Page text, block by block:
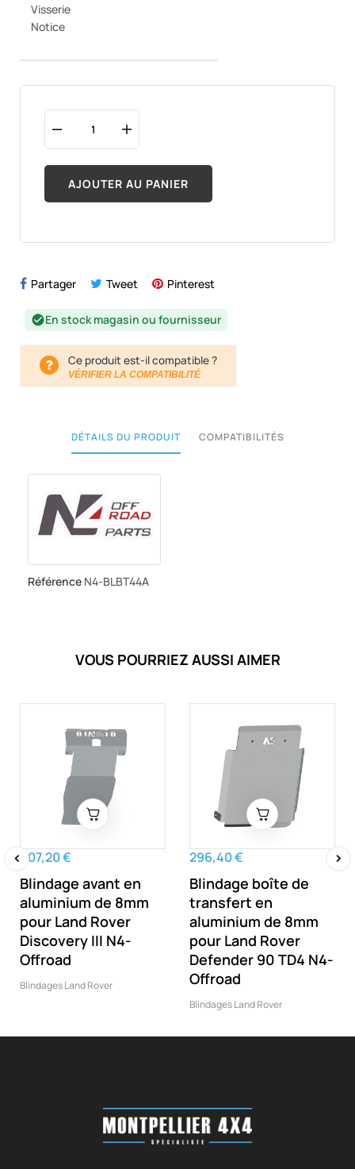
Visserie
Notice
AJOUTER AU PANIER
Partager Tweet Pinterest
check_circleEn stock magasin ou fournisseur
Ce produit est-il compatible ?
VÉRIFIER LA COMPATIBILITÉ
DÉTAILS DU PRODUIT COMPATIBILITÉS
Référence N4-BLBT44A
VOUS POURRIEZ AUSSI AIMER
607,20 €
Blindage avant en
aluminium de 8mm
pour Land Rover
Discovery III N4-
Offroad
Blindages Land Rover
296,40 €
Blindage boîte de
transfert en
aluminium de 8mm
pour Land Rover
Defender 90 TD4 N4-
Offroad
Blindages Land Rover